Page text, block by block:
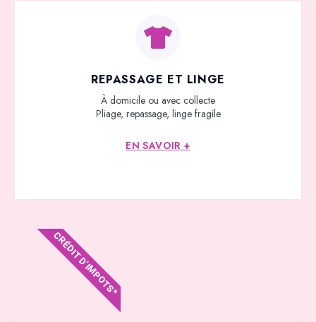
REPASSAGE ET LINGE
À domicile ou avec collecte
Pliage, repassage, linge fragile
EN SAVOIR +
CRÉDIT D'IMPOTS*